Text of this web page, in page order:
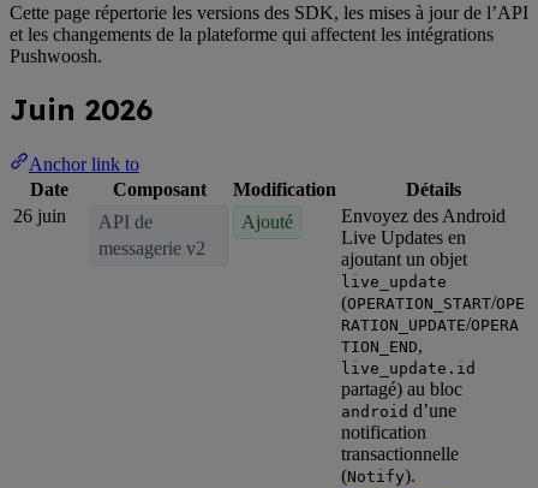
Cette page répertorie les versions des SDK, les mises à jour de l’API
et les changements de la plateforme qui affectent les intégrations
Pushwoosh.
Juin 2026
Anchor link to
Date
Composant Modification
Détails
26 juin
API de
messagerie v2
Ajouté
Envoyez des Android
Live Updates en
ajoutant un objet
live_update
(OPERATION_START/OPE
RATION_UPDATE/OPERA
TION_END,
live_update.id
partagé) au bloc
android d’une
notification
transactionnelle
(Notify).